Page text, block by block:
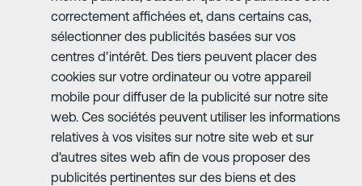
correctement affichées et, dans certains cas,
sélectionner des publicités basées sur vos
centres d'intérêt. Des tiers peuvent placer des
cookies sur votre ordinateur ou votre appareil
mobile pour diffuser de la publicité sur notre site
web. Ces sociétés peuvent utiliser les informations
relatives à vos visites sur notre site web et sur
d'autres sites web afin de vous proposer des
publicités pertinentes sur des biens et des